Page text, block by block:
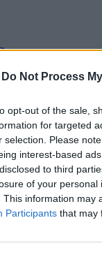
Do Not Process
opt-out of the sale,
for targeted
selection. Please
interest-based
to third
of your personal
This information may
Participants that may